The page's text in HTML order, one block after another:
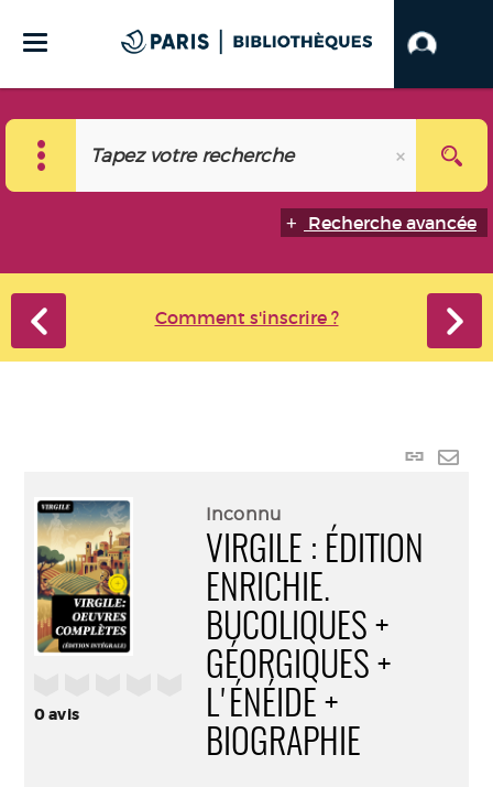
Recherche avancée
Comment s'inscrire ?
Lien
0avis
Inconnu
VIRGILE : ÉDITION
ENRICHIE.
BUCOLIQUES +
GÉORGIQUES +
L'ÉNÉIDE +
BIOGRAPHIE